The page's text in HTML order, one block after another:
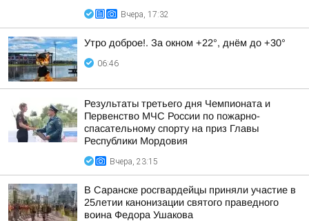
Вчера, 17:32
Утро доброе!. За окном +22°, днём до +30°
06:46
Результаты третьего дня Чемпионата и
Первенство МЧС России по пожарно-
спасательному спорту на приз Главы
Республики Мордовия
Вчера, 23:15
В Саранске росгвардейцы приняли участие в
25летии канонизации святого праведного
воина Федора Ушакова